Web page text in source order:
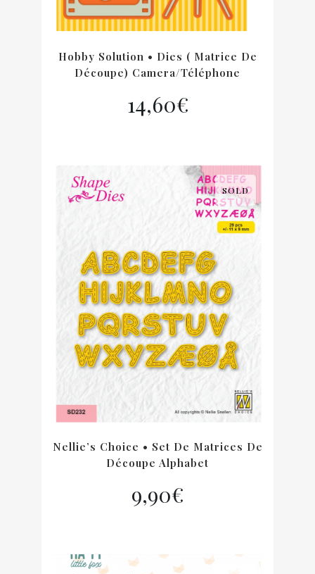
Hobby Solution • Dies ( Matrice De
Découpe) Camera/Téléphone
14,60€
SOLD
Nellie’s Choice • Set De Matrices De
Découpe Alphabet
9,90€